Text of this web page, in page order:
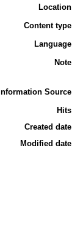
Location
Content type
Language
Note
Information Source
Hits
Created date
Modified date